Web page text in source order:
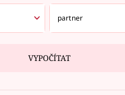
VYPOČÍTAT